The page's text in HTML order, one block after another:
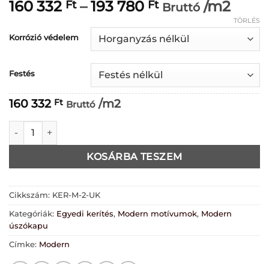
160 332 Ft – 193 780 FtÁrtartomány:
332 Ft
-
193
780 Ft
Bruttó /m2
Korrózió védelem
Festés
TÖRLÉS
160 332 Ft Bruttó /m2
KER-M-02 Úszókapu natúr mennyiség
KOSÁRBA TESZEM
Cikkszám: KER-M-2-UK
Kategóriák: Egyedi kerítés, Modern motívumok, Modern
úszókapu
Címke: Modern